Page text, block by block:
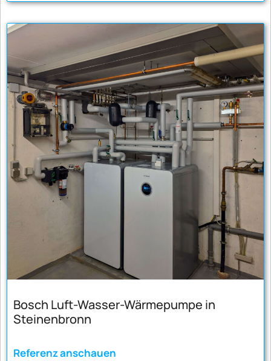
Bosch Luft-Wasser-Wärmepumpe in
Steinenbronn
Referenz anschauen